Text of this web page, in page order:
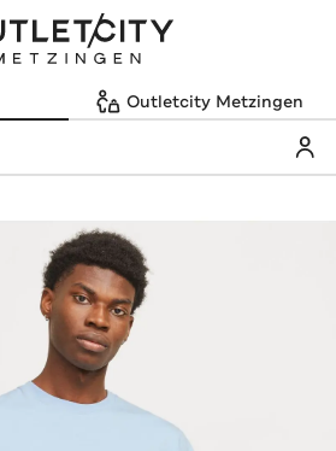
Outletcity Metzingen